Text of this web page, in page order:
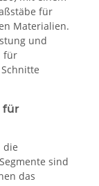
für
Materialien.
und
für
für
die
sind
das